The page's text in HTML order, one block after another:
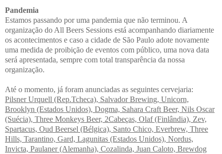
Pandemia
Estamos passando por uma pandemia que não terminou. A
organização do All Beers Sessions está acompanhando diariamente
os acontecimentos e caso a cidade de São Paulo adote novamente
uma medida de proibição de eventos com público, uma nova data
será apresentada, sempre com total transparência da nossa
organização.
Até o momento, já foram anunciadas as seguintes cervejaria:
Pilsner Urquell (Rep.Tcheca), Salvador Brewing, Unicorn,
Brooklyn (Estados Unidos), Dogma, Sahara Craft Beer, Nils Oscar
(Suécia), Three Monkeys Beer, 2Cabeças, Olaf (Finlândia), Zev,
Spartacus, Oud Beersel (Bélgica), Santo Chico, Everbrew, Three
Hills, Tarantino, Gard, Lagunitas (Estados Unidos), Nordus,
Invicta, Paulaner (Alemanha), Cozalinda, Juan Caloto, Brewdog